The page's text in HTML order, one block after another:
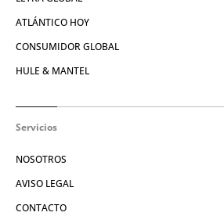
ATLÁNTICO HOY
CONSUMIDOR GLOBAL
HULE & MANTEL
Servicios
NOSOTROS
AVISO LEGAL
CONTACTO